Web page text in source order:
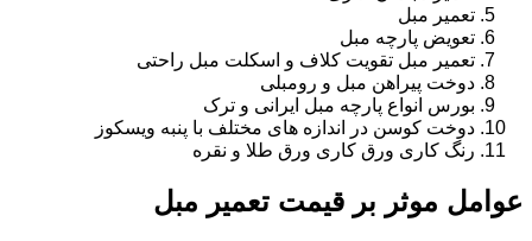
تعمیر مبل
تعویض پارچه مبل
تعمیر مبل تقویت کلاف و اسکلت مبل راحتی
دوخت پیراهن مبل و رومبلی
بورس انواع پارچه مبل ایرانی و ترک
دوخت کوسن در اندازه های مختلف با پنبه ویسکوز
رنگ کاری ورق کاری ورق طلا و نقره
عوامل موثر بر قیمت تعمیر مبل